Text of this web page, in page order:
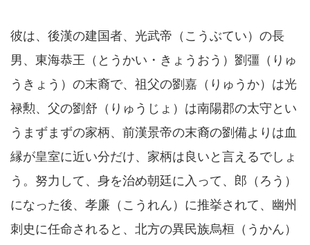
彼は、後漢の建国者、光武帝（こうぶてい）の長
男、東海恭王（とうかい・きょうおう）劉彊（りゅ
うきょう）の末裔で、祖父の劉嘉（りゅうか）は光
禄勲、父の劉舒（りゅうじょ）は南陽郡の太守とい
うまずまずの家柄、前漢景帝の末裔の劉備よりは血
縁が皇室に近い分だけ、家柄は良いと言えるでしょ
う。努力して、身を治め朝廷に入って、郎（ろう）
になった後、孝廉（こうれん）に推挙されて、幽州
刺史に任命されると、北方の異民族烏桓（うかん）